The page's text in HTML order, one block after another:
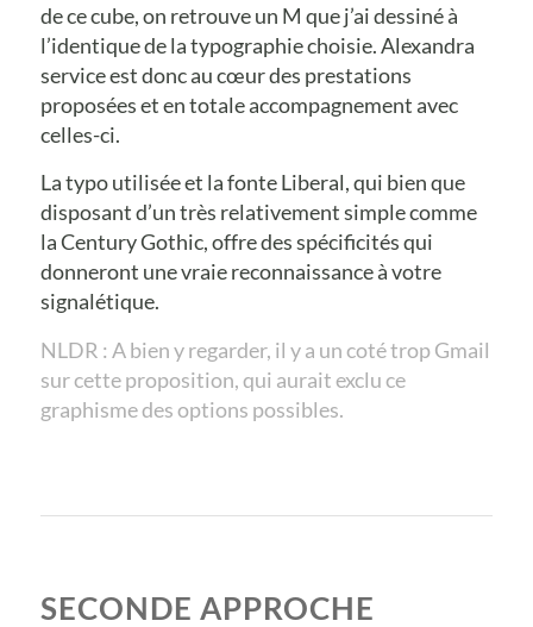
de ce cube, on retrouve un M que j’ai dessiné à
l’identique de la typographie choisie. Alexandra
service est donc au cœur des prestations
proposées et en totale accompagnement avec
celles-ci.
La typo utilisée et la fonte Liberal, qui bien que
disposant d’un très relativement simple comme
la Century Gothic, offre des spécificités qui
donneront une vraie reconnaissance à votre
signalétique.
NLDR : A bien y regarder, il y a un coté trop Gmail
sur cette proposition, qui aurait exclu ce
graphisme des options possibles.
SECONDE APPROCHE